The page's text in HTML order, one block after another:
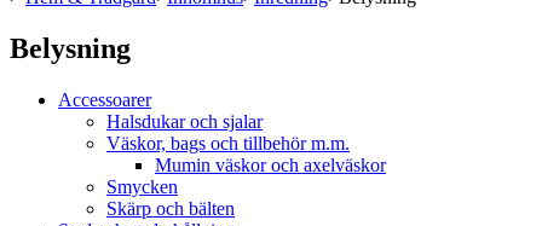
Belysning
Accessoarer
Halsdukar och sjalar
Väskor, bags och tillbehör m.m.
Mumin väskor och axelväskor
Smycken
Skärp och bälten